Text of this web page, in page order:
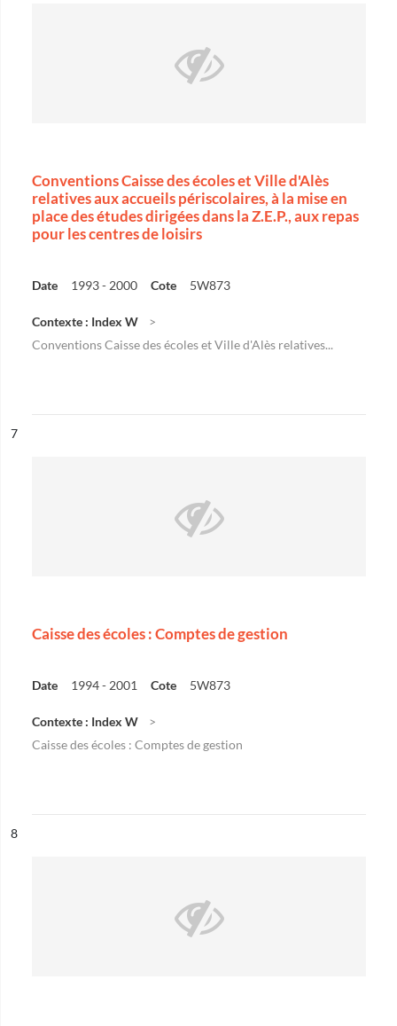
Conventions Caisse des écoles et Ville d'Alès
relatives aux accueils périscolaires, à la mise en
place des études dirigées dans la Z.E.P., aux repas
pour les centres de loisirs
Date 1993 - 2000 Cote 5W873
Contexte : Index W
Conventions Caisse des écoles et Ville d'Alès relatives...
n°
7
Caisse des écoles : Comptes de gestion
Date 1994 - 2001 Cote 5W873
Contexte : Index W
Caisse des écoles : Comptes de gestion
n°
8